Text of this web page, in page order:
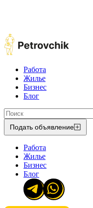
Работа
Жилье
Бизнес
Блог
Подать объявление
Работа
Жилье
Бизнес
Блог